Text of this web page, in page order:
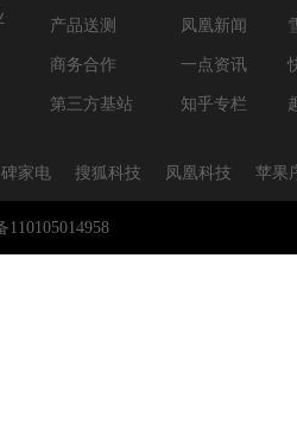
产品送测
商务合作
第三方基站
凤凰新闻
一点资讯
知乎专栏
家电 搜狐科技 凤凰科技 苹果
110105014958